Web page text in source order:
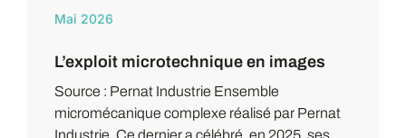
Mai 2026
L’exploit microtechnique en images
Source : Pernat Industrie Ensemble
micromécanique complexe réalisé par Pernat
Industrie. Ce dernier a célébré, en 2025, ses